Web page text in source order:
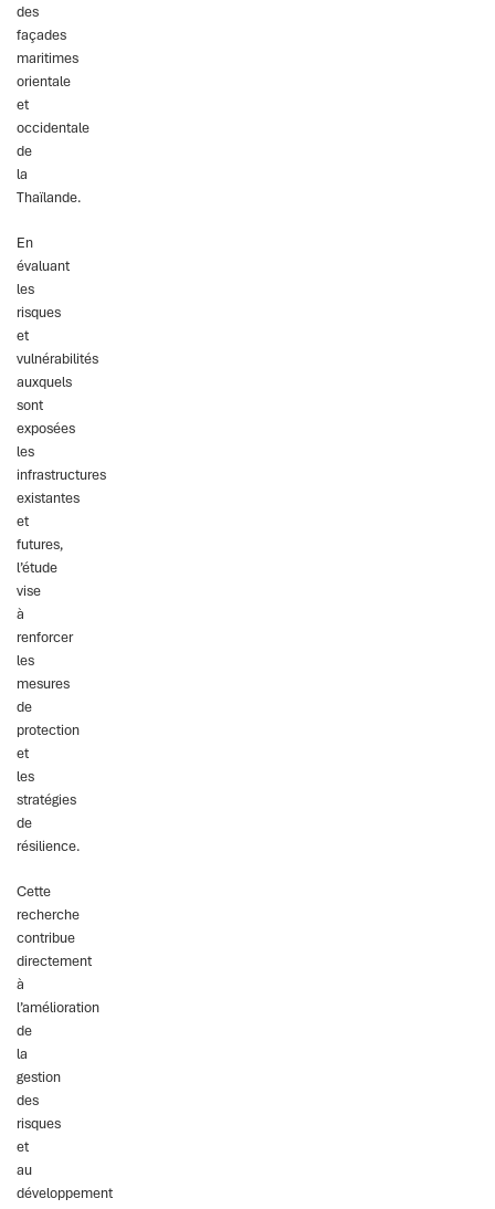
des
façades
maritimes
orientale
et
occidentale
de
la
Thaïlande.
En
évaluant
les
risques
et
vulnérabilités
auxquels
sont
exposées
les
infrastructures
existantes
et
futures,
l’étude
vise
à
renforcer
les
mesures
de
protection
et
les
stratégies
de
résilience.
Cette
recherche
contribue
directement
à
l’amélioration
de
la
gestion
des
risques
et
au
développement